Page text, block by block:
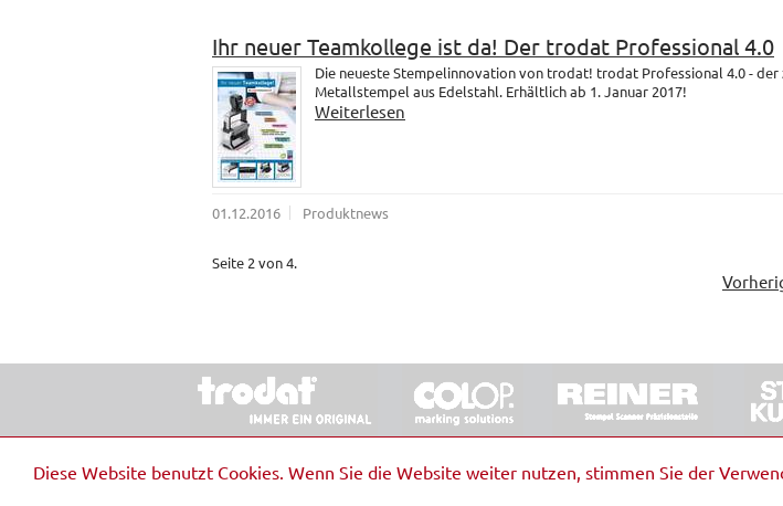
Diese Website benutzt Cookies. Wenn Sie die Website weiter nutzen, stimmen Sie der
Ihr neuer Teamkollege ist da! Der trodat Professional 4.0
Die neueste Stempelinnovation von trodat! trodat Professional 4.0 - der
Metallstempel aus Edelstahl. Erhältlich ab 1. Januar 2017!
Weiterlesen
01.12.2016 Produktnews
Seite 2 von 4.
© 2026 Stempel & Schilder RUDOLF SCHMORRDE GmbH & Co. KG